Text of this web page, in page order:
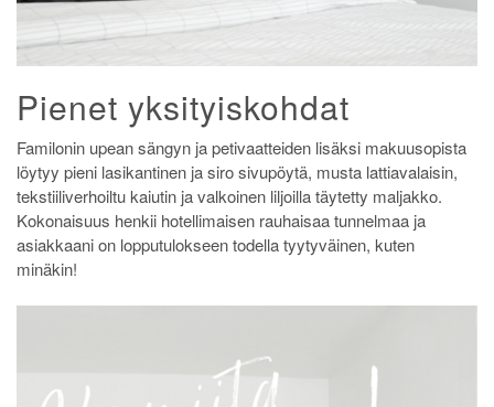
Pienet yksityiskohdat
Familonin upean sängyn ja petivaatteiden lisäksi makuusopista
löytyy pieni lasikantinen ja siro sivupöytä, musta lattiavalaisin,
tekstiiliverhoiltu kaiutin ja valkoinen liljoilla täytetty maljakko.
Kokonaisuus henkii hotellimaisen rauhaisaa tunnelmaa ja
asiakkaani on lopputulokseen todella tyytyväinen, kuten
minäkin!